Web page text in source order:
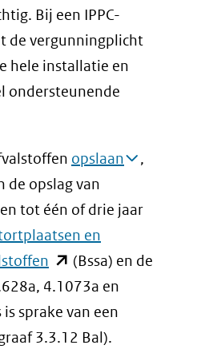
(verwijst
naar
een
andere
Bij een IPPC-
de vergunningplicht
hele installatie en
ondersteunende
opslaan
,
de opslag van
tot één of drie jaar
en
(opent
in
nieuw
venster)
(Bssa) en de
4.1073a en
sprake van een
3.3.12 Bal).